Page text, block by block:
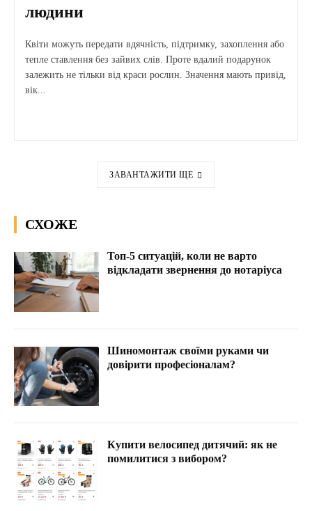
людини
Квіти можуть передати вдячність, підтримку, захоплення або
тепле ставлення без зайвих слів. Проте вдалий подарунок
залежить не тільки від краси рослин. Значення мають привід,
вік...
ЗАВАНТАЖИТИ ЩЕ
СХОЖЕ
Топ-5 ситуацій, коли не варто
відкладати звернення до нотаріуса
Шиномонтаж своїми руками чи
довірити професіоналам?
Купити велосипед дитячий: як не
помилитися з вибором?